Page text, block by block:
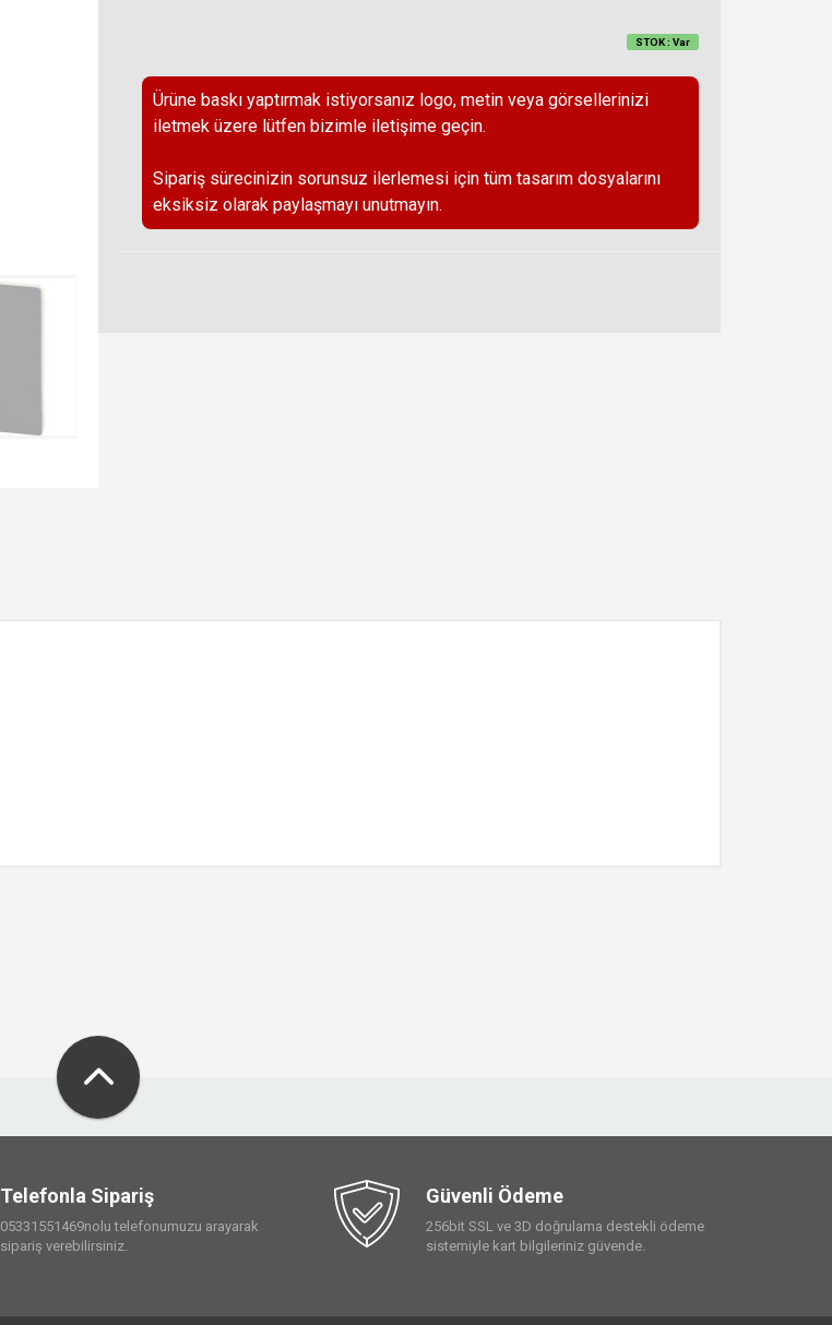
STOK : Var
Ürüne baskı yaptırmak istiyorsanız logo, metin veya görsellerinizi
iletmek üzere lütfen bizimle iletişime geçin.
Sipariş sürecinizin sorunsuz ilerlemesi için tüm tasarım dosyalarını
eksiksiz olarak paylaşmayı unutmayın.
Telefonla Sipariş
05331551469nolu telefonumuzu arayarak
sipariş verebilirsiniz.
Güvenli Ödeme
256bit SSL ve 3D doğrulama destekli ödeme
sistemiyle kart bilgileriniz güvende.